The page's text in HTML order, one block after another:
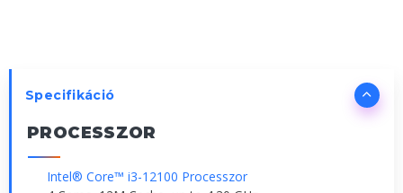
Specifikáció
PROCESSZOR
Intel® Core™ i3-12100 Processzor